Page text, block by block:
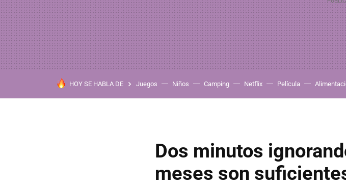
HOY SE HABLA DE Juegos Niños Camping Netflix Película
Dos minutos
meses son